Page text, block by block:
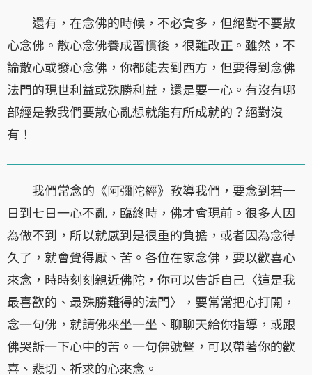
還有，在念佛的時候，不必貪多，但絕對不要散
心念佛。散心念佛養成習慣後，很難改正。雖然，不
論散心或發心念佛，你都能去到西方，但要得到念佛
法門的現世利益或殊勝利益，還是要一心。有沒有哪
部經是教我們要散心亂想就能有所成就的？絕對沒
有！
我們常念的《阿彌陀經》教導我們，要念到若一
日到七日一心不亂，臨終時，佛才會現前。很多人因
為做不到，所以就感到是很重的負擔，或者因為念得
久了，就會覺得厭、苦。各位在家念佛，要以歡喜心
來念，時時刻刻親近佛陀，你可以告訴自己〈這是我
最喜歡的、最殊勝難得的法門〉，要常常把心打開，
念一句佛，就請佛來坐一坐、聊聊天給你指導，或跟
佛哭訴一下心中的苦。一句佛號聲，可以帶著你的歡
喜、悲切、祈求的心來念。